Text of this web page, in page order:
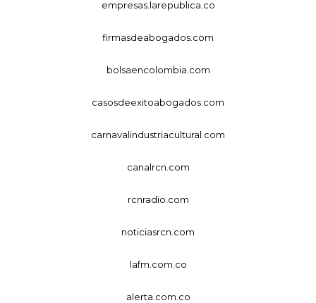
empresas.larepublica.co
firmasdeabogados.com
bolsaencolombia.com
casosdeexitoabogados.com
carnavalindustriacultural.com
canalrcn.com
rcnradio.com
noticiasrcn.com
lafm.com.co
alerta.com.co